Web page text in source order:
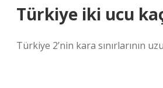
Türkiye iki ucu
Türkiye 2’nin kara sınırlarının